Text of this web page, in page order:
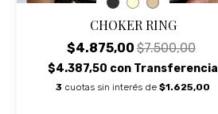
CHOKER RING
$4.875,00$7.500,00
$4.387,50 con Transferencia
3 cuotas sin interés de$1.625,00